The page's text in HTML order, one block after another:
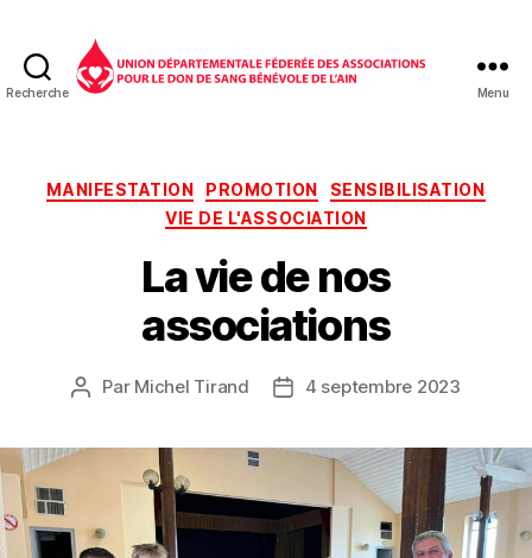
Recherche
01
Menu
Catégories
MANIFESTATION PROMOTION
SENSIBILISATION
VIE DE L'ASSOCIATION
La vie de nos
associations
Auteur
Par Michel Tirand
Date4 septembre 2023